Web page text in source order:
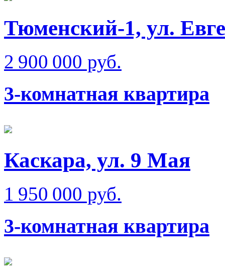
Тюменский-1, ул.
2 900 000 руб.
3-комнатная квартира
Каскара, ул. 9 Мая
1 950 000 руб.
3-комнатная квартира